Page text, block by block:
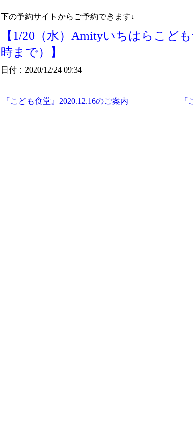
下の予約サイトからご予約できます↓
【1/20（水）Amityいちはらこど
時まで）】
日付：2020/12/24 09:34
『こども食堂』2020.12.16のご案内